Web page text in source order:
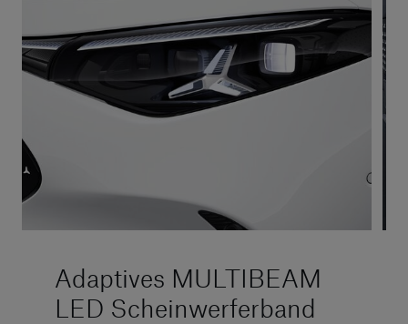
Adaptives MULTIBEAM
LED Scheinwerferband